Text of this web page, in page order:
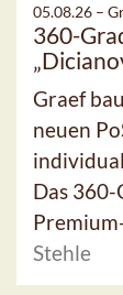
05.08.26 –
360-
Graef
neuen
Das
Stehle